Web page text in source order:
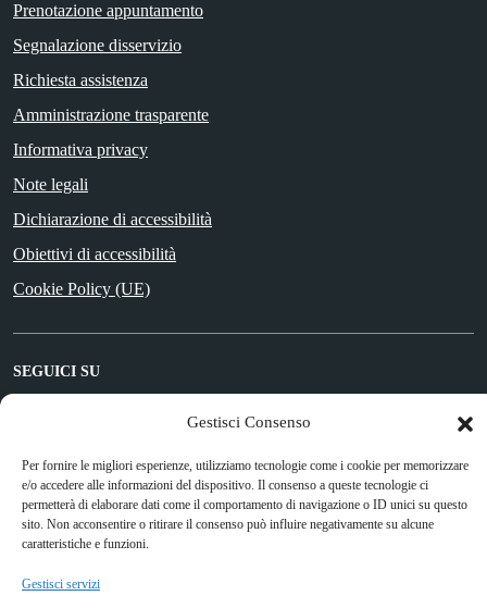
Gestisci Consenso
Per fornire le migliori esperienze, utilizziamo tecnologie come i cookie per memorizzare
e/o accedere alle informazioni del dispositivo. Il consenso a queste tecnologie ci
permetterà di elaborare dati come il comportamento di navigazione o ID unici su questo
sito. Non acconsentire o ritirare il consenso può influire negativamente su alcune
caratteristiche e funzioni.
Gestisci servizi
Prenotazione appuntamento
Segnalazione disservizio
Richiesta assistenza
Amministrazione trasparente
Informativa privacy
Note legali
Dichiarazione di accessibilità
Obiettivi di accessibilità
Cookie Policy (UE)
SEGUICI SU
Attuazione Misure PNRR
Piano di miglioramento del sito